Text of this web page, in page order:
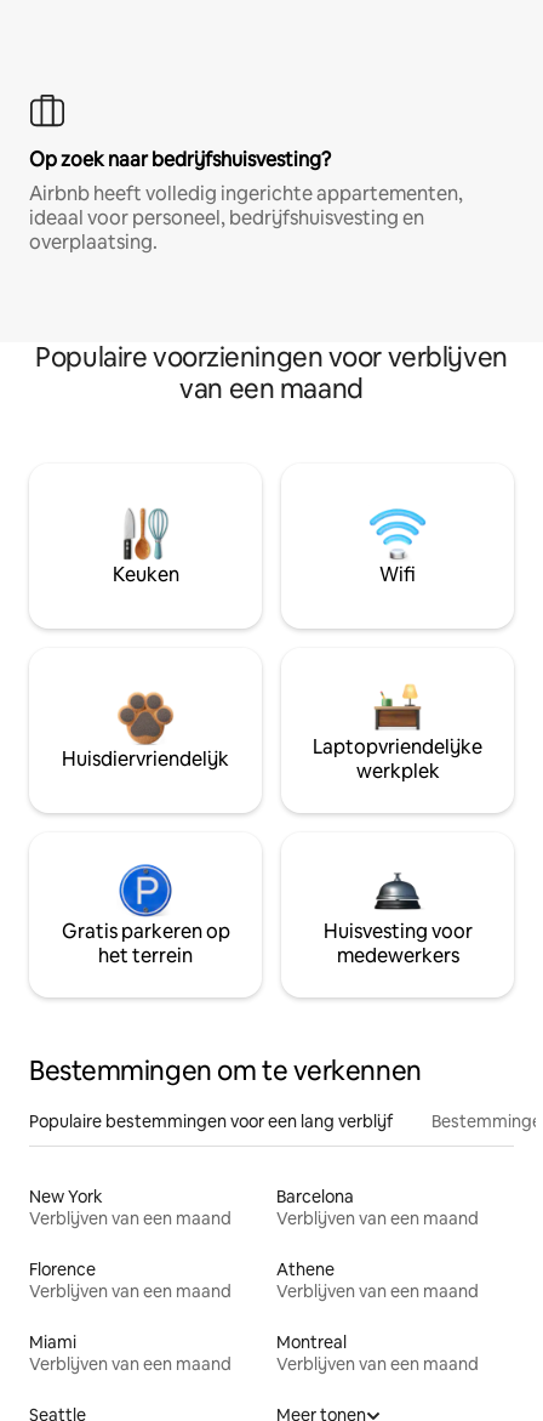
Op zoek naar bedrijfshuisvesting?
Airbnb heeft volledig ingerichte appartementen,
ideaal voor personeel, bedrijfshuisvesting en
overplaatsing.
Populaire voorzieningen voor verblijven
van een maand
Keuken Wifi
Huisdiervriendelijk
Laptopvriendelijke
werkplek
Gratis parkeren op
het terrein
Huisvesting voor
medewerkers
Bestemmingen om te verkennen
Populaire bestemmingen voor een lang verblijf
New York
Verblijven van een maand
Barcelona
Verblijven van een maand
Florence
Verblijven van een maand
Athene
Verblijven van een maand
Miami
Verblijven van een maand
Montreal
Verblijven van een maand
Seattle Meer tonen